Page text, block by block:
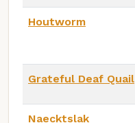
Houtworm
Grateful Deaf Quail
Naecktslak